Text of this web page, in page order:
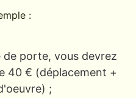
:
porte, vous devrez
40 € (déplacement +
;